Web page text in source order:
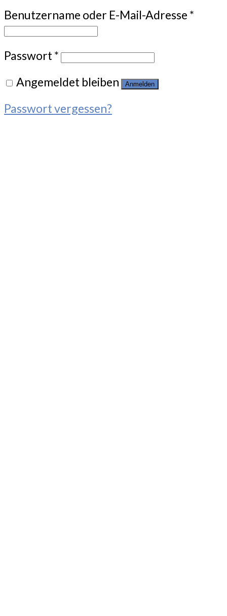
Benutzername oder E-Mail-Adresse *
Passwort*
Angemeldet bleiben
Anmelden
Passwort vergessen?